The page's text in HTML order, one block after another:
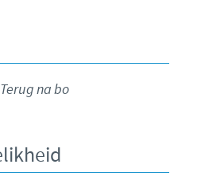
Terug na bo